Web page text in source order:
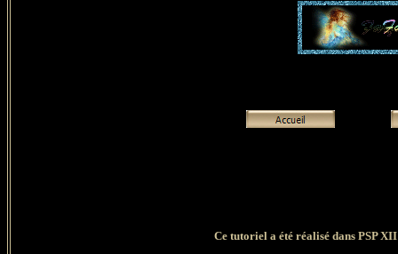
Ce tutoriel a été réalisé dans PSP